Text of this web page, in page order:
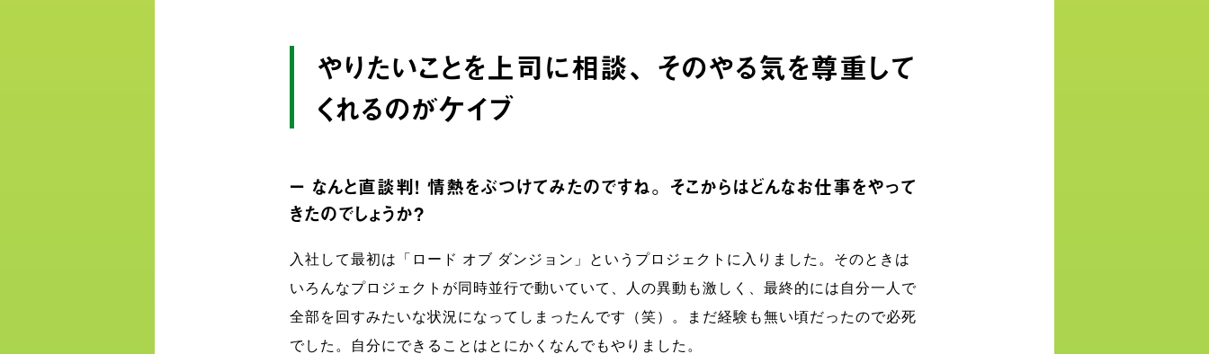
やりたいことを上司に相談、そのやる気を尊重して
くれるのがケイブ
ー なんと直談判！ 情熱をぶつけてみたのですね。そこからはどんなお仕事をやって
きたのでしょうか？
入社して最初は「ロード オブ ダンジョン」というプロジェクトに入りました。そのときは
いろんなプロジェクトが同時並行で動いていて、人の異動も激しく、最終的には自分一人で
全部を回すみたいな状況になってしまったんです（笑）。まだ経験も無い頃だったので必死
でした。自分にできることはとにかくなんでもやりました。